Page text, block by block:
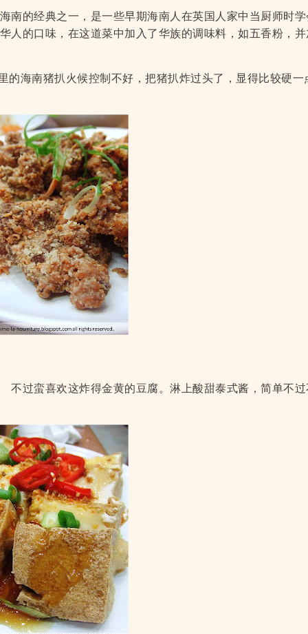
南的经典之一，是一些早期海南人在英国人家中当厨师时
华人的口味，在这道菜中加入了华族的调味料，如五香粉，
的海南猪扒火候控制不好，把猪扒炸过头了，显得比较硬一
不过蛮喜欢这炸得金黄的豆腐。淋上酸甜泰式酱，简单不